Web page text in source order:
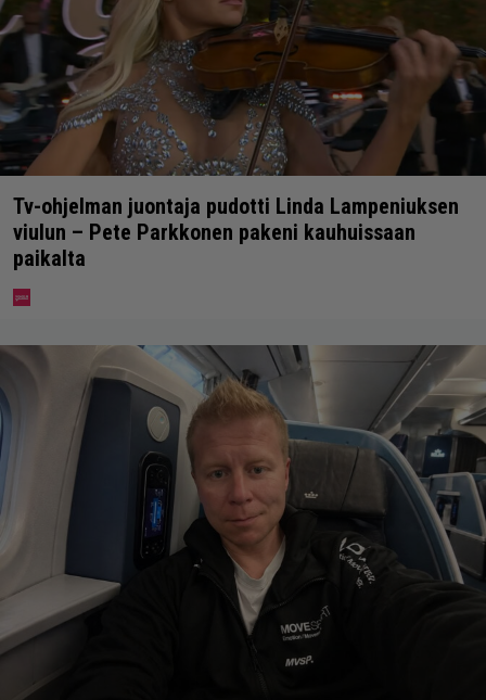
Tv-ohjelman juontaja pudotti Linda Lampeniuksen
viulun – Pete Parkkonen pakeni kauhuissaan
paikalta